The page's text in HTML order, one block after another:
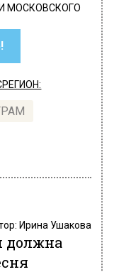
МОСКОВСКОГО
Ирина Ушакова
должна